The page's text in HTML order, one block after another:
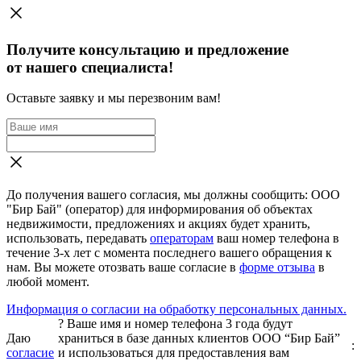
Получите консультацию и предложение
от нашего специалиста!
Оставьте заявку и мы перезвоним вам!
До получения вашего согласия, мы должны сообщить: ООО
"Бир Бай" (оператор) для информирования об объектах
недвижимости, предложениях и акциях будет хранить,
использовать, передавать операторам ваш номер телефона в
течение 3-х лет с момента последнего вашего обращения к
нам. Вы можете отозвать ваше согласие в форме отзыва в
любой момент.
Информация о согласии на обработку персональных данных.
Даю
согласие
? Ваше имя и номер телефона 3 года будут
храниться в базе данных клиентов ООО “Бир Бай”
и использоваться для предоставления вам
: